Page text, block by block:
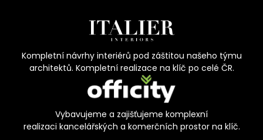
Kompletní návrhy interiérů pod záštitou našeho týmu
architektů. Kompletní realizace na klíč po celé ČR.
Vybavujeme a zajišťujeme komplexní
realizaci kancelářských a komerčních prostor na klíč.